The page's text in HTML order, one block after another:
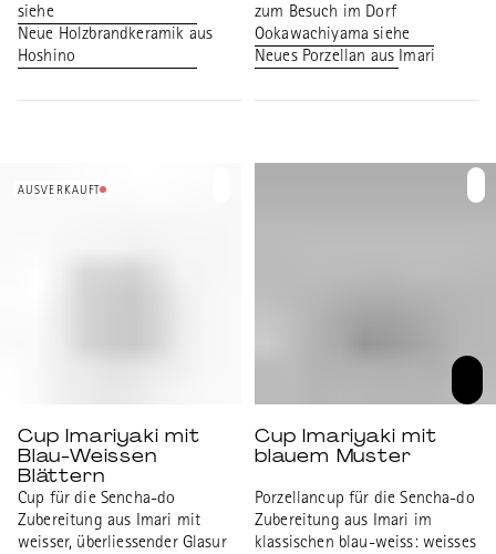
siehe
Neue Holzbrandkeramik aus
Hoshino
zum Besuch im Dorf
Ookawachiyama siehe
Neues Porzellan aus Imari
AUSVERKAUFT
Cup Imariyaki mit
Blau-Weissen
Blättern
Cup für die Sencha-do
Zubereitung aus Imari mit
weisser, überliessender Glasur
Cup Imariyaki mit
blauem Muster
Porzellancup für die Sencha-do
Zubereitung aus Imari im
klassischen blau-weiss: weisses